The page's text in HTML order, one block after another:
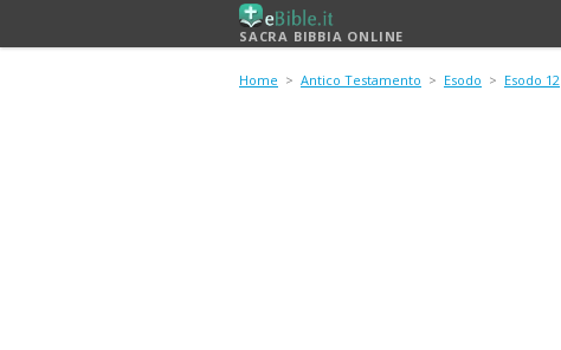
SACRA BIBBIA ONLINE
Home > Antico Testamento > Esodo > Esodo 12